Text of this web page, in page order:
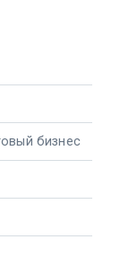
бизнес